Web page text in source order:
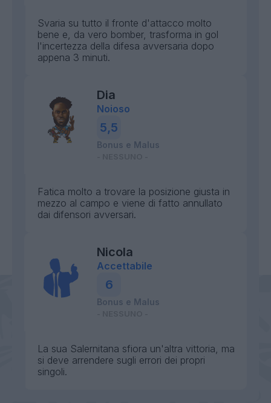
Svaria su tutto il fronte d'attacco molto
bene e, da vero bomber, trasforma in gol
l'incertezza della difesa avversaria dopo
appena 3 minuti.
Dia
Noioso
5,5
Bonus e Malus
Fatica molto a trovare la posizione giusta in
mezzo al campo e viene di fatto annullato
dai difensori avversari.
Nicola
Accettabile
6
Bonus e Malus
La sua Salernitana sfiora un'altra vittoria, ma
si deve arrendere sugli errori dei propri
singoli.